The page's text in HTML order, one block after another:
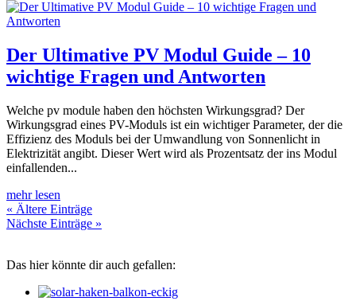
Der Ultimative PV Modul Guide – 10
wichtige Fragen und Antworten
Welche pv module haben den höchsten Wirkungsgrad? Der
Wirkungsgrad eines PV-Moduls ist ein wichtiger Parameter, der die
Effizienz des Moduls bei der Umwandlung von Sonnenlicht in
Elektrizität angibt. Dieser Wert wird als Prozentsatz der ins Modul
einfallenden...
mehr lesen
« Ältere Einträge
Nächste Einträge »
Das hier könnte dir auch gefallen: